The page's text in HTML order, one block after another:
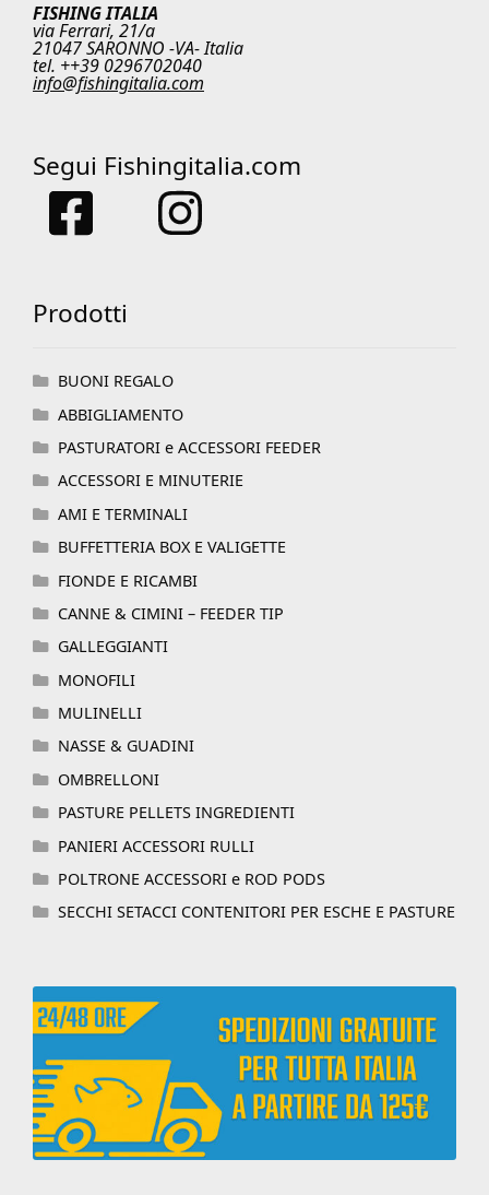
FISHING ITALIA
via Ferrari, 21/a
21047 SARONNO -VA- Italia
tel. ++39 0296702040
info@fishingitalia.com
Segui Fishingitalia.com
Prodotti
BUONI REGALO
ABBIGLIAMENTO
PASTURATORI e ACCESSORI FEEDER
ACCESSORI E MINUTERIE
AMI E TERMINALI
BUFFETTERIA BOX E VALIGETTE
FIONDE E RICAMBI
CANNE & CIMINI – FEEDER TIP
GALLEGGIANTI
MONOFILI
MULINELLI
NASSE & GUADINI
OMBRELLONI
PASTURE PELLETS INGREDIENTI
PANIERI ACCESSORI RULLI
POLTRONE ACCESSORI e ROD PODS
SECCHI SETACCI CONTENITORI PER ESCHE E PASTURE